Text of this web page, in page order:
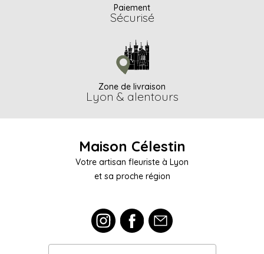
Paiement
Sécurisé
Zone de livraison
Lyon & alentours
Maison Célestin
Votre artisan fleuriste à Lyon
et sa proche région